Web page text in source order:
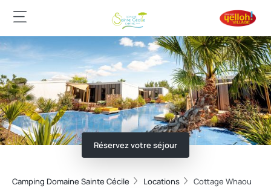
Réservez votre séjour
Camping Domaine Sainte Cécile Locations Cottage Whaou